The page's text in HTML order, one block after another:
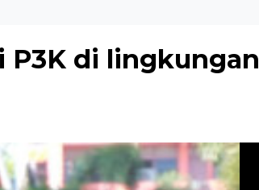
P3K di lingkungan